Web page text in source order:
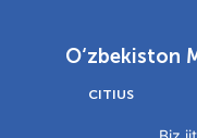
O‘zbekiston
CITIUS